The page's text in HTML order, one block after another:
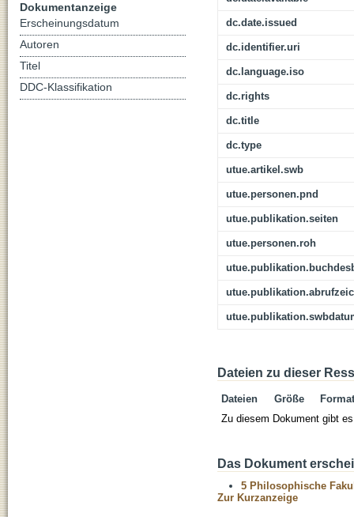
dc.date.issued
dc.identifier.uri
dc.language.iso
dc.rights
dc.title
dc.type
utue.artikel.swb
utue.personen.pnd
utue.publikation.seiten
utue.personen.roh
Dateien zu dieser
Dateien Größe
Format
Zu diesem Dokument gibt
Das Dokument
5 Philosophische
Zur Kurzanzeige
Dokumentanzeige
Erscheinungsdatum
Autoren
Titel
DDC-Klassifikation